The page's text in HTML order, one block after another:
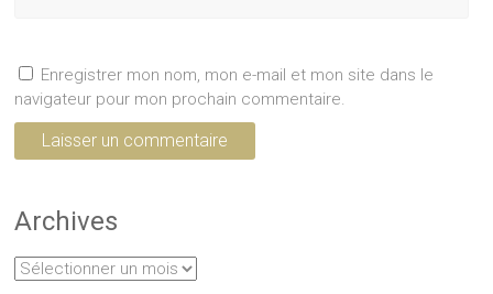
Enregistrer mon nom, mon e-mail et mon site dans le
navigateur pour mon prochain commentaire.
Archives
Archives